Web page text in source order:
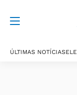
ÚLTIMAS NOTÍCIAS